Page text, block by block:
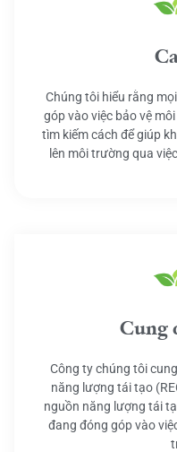
Chúng tôi hiểu rằng
góp vào việc bảo vệ
tìm kiếm cách để giúp
lên môi trường qua
Cung
Công ty chúng tôi
năng lượng tái tạo
nguồn năng lượng tái
đang đóng góp vào